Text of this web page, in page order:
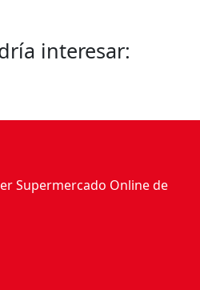
interesar:
Supermercado Online de